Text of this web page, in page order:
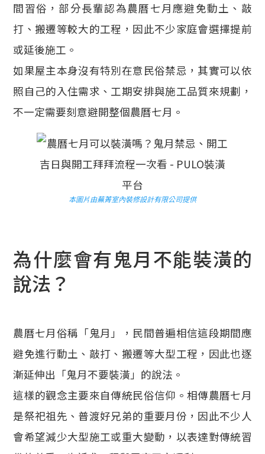
間習俗，部分長輩認為農曆七月應避免動土、敲
打、搬遷等較大的工程，因此不少家庭會選擇提前
或延後施工。
如果屋主本身沒有特別在意民俗禁忌，其實可以依
照自己的入住需求、工期安排與施工品質來規劃，
不一定需要刻意避開整個農曆七月。
本圖片由蕪菁室內裝修設計有限公司提供
為什麼會有鬼月不能裝潢的
說法？
農曆七月俗稱「鬼月」，民間普遍相信這段期間應
避免進行動土、敲打、搬遷等大型工程，因此也逐
漸延伸出「鬼月不要裝潢」的說法。
這樣的觀念主要來自傳統民俗信仰。相傳農曆七月
是祭祀祖先、普渡好兄弟的重要月份，因此不少人
會希望減少大型施工或重大變動，以表達對傳統習